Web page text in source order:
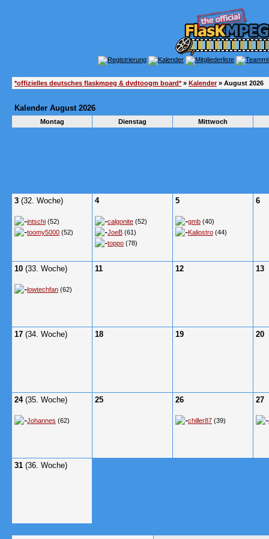
*offizielles deutsches flaskmpeg & dvdtoogm board*» Kalender» August 2026
Kalender August 2026
Montag Dienstag Mittwoch
3 (32. Woche)
intschi (52)
toomy5000 (52)
4
calgonite (52)
JoeB (61)
toppo (78)
5
gmb (40)
Kaliostro (44)
6
10 (33. Woche)
lowtechfan (62)
11 12 13
17 (34. Woche) 18 19 20
24(35. Woche)
Johannes (62)
25 26
chiller87 (39)
27
31 (36. Woche)